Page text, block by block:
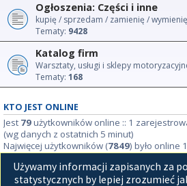
Ogłoszenia: Części i inne
kupię / sprzedam / zamienię /
Tematy: 9428
Katalog firm
Warsztaty, usługi i sklepy
Tematy: 168
KTO JEST ONLINE
Jest 79użytkowników online :: 1
(wg danych z ostatnich 5 minut)
Najwięcej użytkowników (7849) było online
STATYSTYKI
Używamy informacji zapisanych za
statystycznych by lepiej zrozumieć